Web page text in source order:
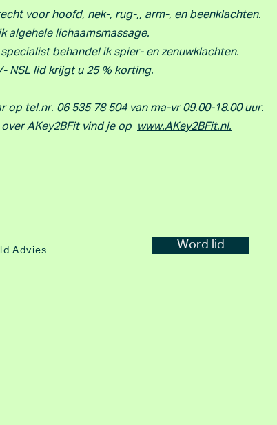
voor hoofd, nek-, rug-,, arm-, en beenklachten.
algehele lichaamsmassage.
behandel ik spier- en zenuwklachten.
NSL lid krijgt u 25 % korting.
op tel.nr. 06 535 78 504 van ma-vr 09.00-18.00 uur.
AKey2BFit vind je op
www.AKey2BFit.nl.
Advies Word lid